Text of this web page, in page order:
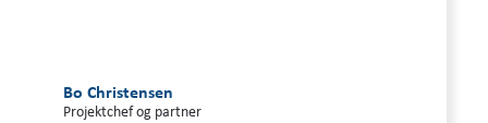
Bo Christensen
Projektchef og partner